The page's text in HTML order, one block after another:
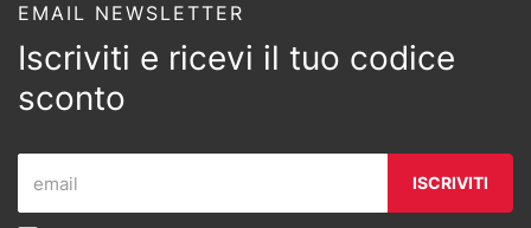
EMAIL NEWSLETTER
Iscriviti e ricevi il tuo codice
sconto
ISCRIVITI